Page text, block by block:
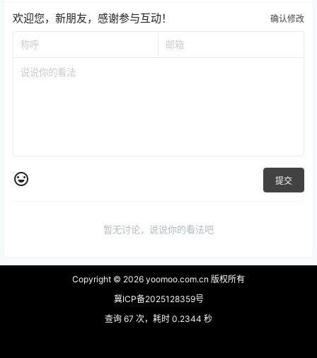
欢迎您，新朋友，感谢参与互动！ 确认修改
提交
暂无讨论，说说你的看法吧
Copyright © 2026 yoomoo.com.cn 版权所有
冀ICP备2025128359号
查询 67 次，耗时 0.2344 秒